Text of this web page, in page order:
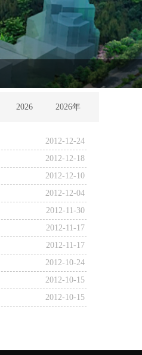
2026 2026年
2012-12-24
2012-12-18
2012-12-10
2012-12-04
2012-11-30
2012-11-17
2012-11-17
2012-10-24
2012-10-15
2012-10-15